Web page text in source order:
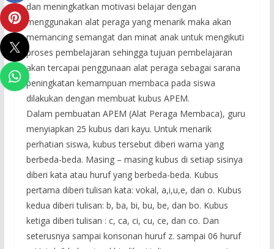
dan meningkatkan motivasi belajar dengan
menggunakan alat peraga yang menarik maka akan
memancing semangat dan minat anak untuk mengikuti
proses pembelajaran sehingga tujuan pembelajaran
akan tercapai penggunaan alat peraga sebagai sarana
peningkatan kemampuan membaca pada siswa
dilakukan dengan membuat kubus APEM.
Dalam pembuatan APEM (Alat Peraga Membaca), guru
menyiapkan 25 kubus dari kayu. Untuk menarik
perhatian siswa, kubus tersebut diberi warna yang
berbeda-beda. Masing – masing kubus di setiap sisinya
diberi kata atau huruf yang berbeda-beda. Kubus
pertama diberi tulisan kata: vokal, a,i,u,e, dan o. Kubus
kedua diberi tulisan: b, ba, bi, bu, be, dan bo. Kubus
ketiga diberi tulisan : c, ca, ci, cu, ce, dan co. Dan
seterusnya sampai konsonan huruf z. sampai 06 huruf